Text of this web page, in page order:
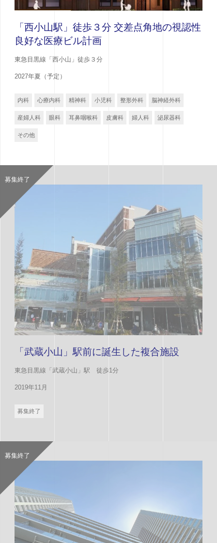
「西小山駅」徒歩３分 交差点角地の視認性
良好な医療ビル計画
東急目黒線「西小山」徒歩３分
2027年夏（予定）
内科 心療内科 精神科 小児科 整形外科 脳神経外科
産婦人科 眼科 耳鼻咽喉科 皮膚科 婦人科 泌尿器科
その他
「武蔵小山」駅前に誕生した複合施設
東急目黒線「武蔵小山」駅 徒歩1分
2019年11月
募集終了
募集終了
募集終了